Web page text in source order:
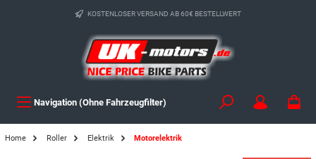
KOSTENLOSER VERSAND AB 60€ BESTELLWERT
Navigation (Ohne Fahrzeugfilter)
Home Roller Elektrik Motorelektrik